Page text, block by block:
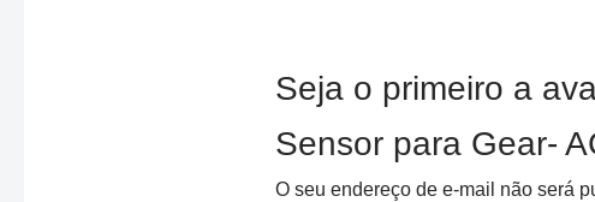
Seja o primeiro a
Sensor para Gear-
O seu endereço de e-mail não será